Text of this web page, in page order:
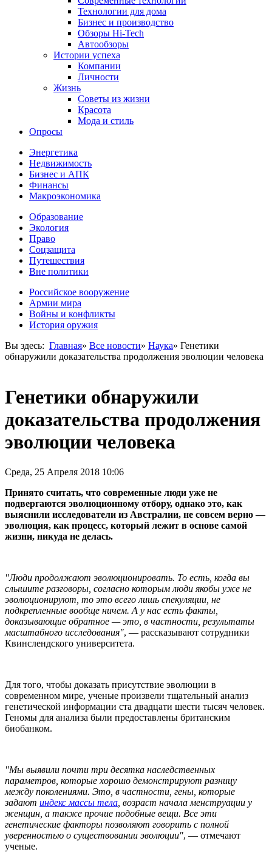
Технологии для дома
Бизнес и производство
Обзоры Hi-Tech
Автообзоры
Истории успеха
Компании
Личности
Жизнь
Советы из жизни
Красота
Мода и стиль
Опросы
Энергетика
Недвижимость
Бизнес и АПК
Финансы
Макроэкономика
Образование
Экология
Право
Соцзащита
Путешествия
Вне политики
Российское вооружение
Армии мира
Войны и конфликты
История оружия
Вы здесь: Главная» Все новости» Наука» Генетики
обнаружили доказательства продолжения эволюции человека
Генетики обнаружили
доказательства продолжения
эволюции человека
Среда, 25 Апреля 2018 10:06
Принято считать, что современные люди уже не
подвергаются эволюционному отбору, однако это, как
выяснили исследователи из Австралии, не совсем верно —
эволюция, как процесс, который лежит в основе самой
жизни, никуда не делась.
"Люди продолжают эволюционировать. То есть, когда вы
слышите разговоры, согласно которым люди якобы уже не
эволюционируют, то это всего лишь спекуляции, не
подкрепленные вообще ничем. А у нас есть факты,
доказывающие обратное — это, в частности, результаты
масштабного исследования", — рассказывают сотрудники
Квинслендского университета.
Для того, чтобы доказать присутствие эволюции в
современном мире, ученые произвели тщательный анализ
генетической информации ста двадцати шести тысяч человек.
Геномы для анализа были предоставлены британским
биобанком.
"Мы выявили почти три десятка наследственных
параметров, которые хорошо демонстрируют разницу
между поколениями. Это, в частности, гены, которые
задают индекс массы тела , возраст начала менструации у
женщин, а также прочие подобные вещи. Все эти
генетические факторы позволяют говорить с полной
уверенностью о существовании эволюции", — отмечают
ученые.